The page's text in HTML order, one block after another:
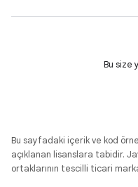
Bu size
Bu sayfadaki içerik ve kod
açıklanan lisanslara tabidir.
ortaklarının tescilli ticari